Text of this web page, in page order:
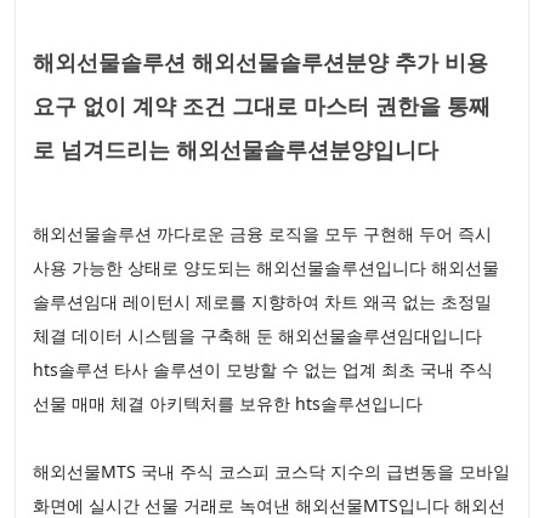
해외선물솔루션 해외선물솔루션분양 추가 비용
요구 없이 계약 조건 그대로 마스터 권한을 통째
로 넘겨드리는 해외선물솔루션분양입니다
해외선물솔루션 까다로운 금융 로직을 모두 구현해 두어 즉시
사용 가능한 상태로 양도되는 해외선물솔루션입니다 해외선물
솔루션임대 레이턴시 제로를 지향하여 차트 왜곡 없는 초정밀
체결 데이터 시스템을 구축해 둔 해외선물솔루션임대입니다
hts솔루션 타사 솔루션이 모방할 수 없는 업계 최초 국내 주식
선물 매매 체결 아키텍처를 보유한 hts솔루션입니다
해외선물MTS 국내 주식 코스피 코스닥 지수의 급변동을 모바일
화면에 실시간 선물 거래로 녹여낸 해외선물MTS입니다 해외선